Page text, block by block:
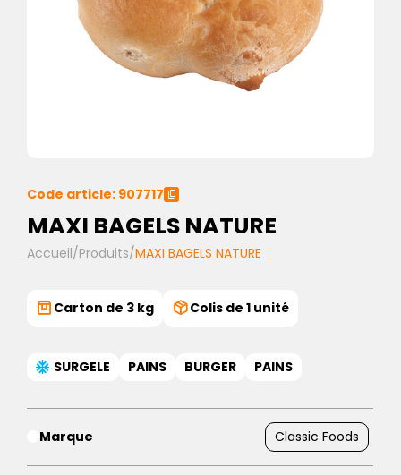
Code article: 907717
MAXI BAGELS NATURE
Accueil/Produits/MAXI BAGELS NATURE
Carton de 3 kg Colis de 1 unité
SURGELE PAINS BURGER PAINS
Marque Classic Foods